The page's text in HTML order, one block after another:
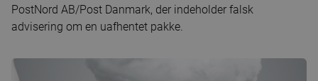
PostNord AB/Post Danmark, der indeholder falsk
advisering om en uafhentet pakke.